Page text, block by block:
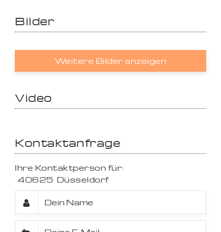
Bilder
Weitere Bilder anzeigen
Video
Kontaktanfrage
Ihre Kontaktperson für:
40625 Düsseldorf